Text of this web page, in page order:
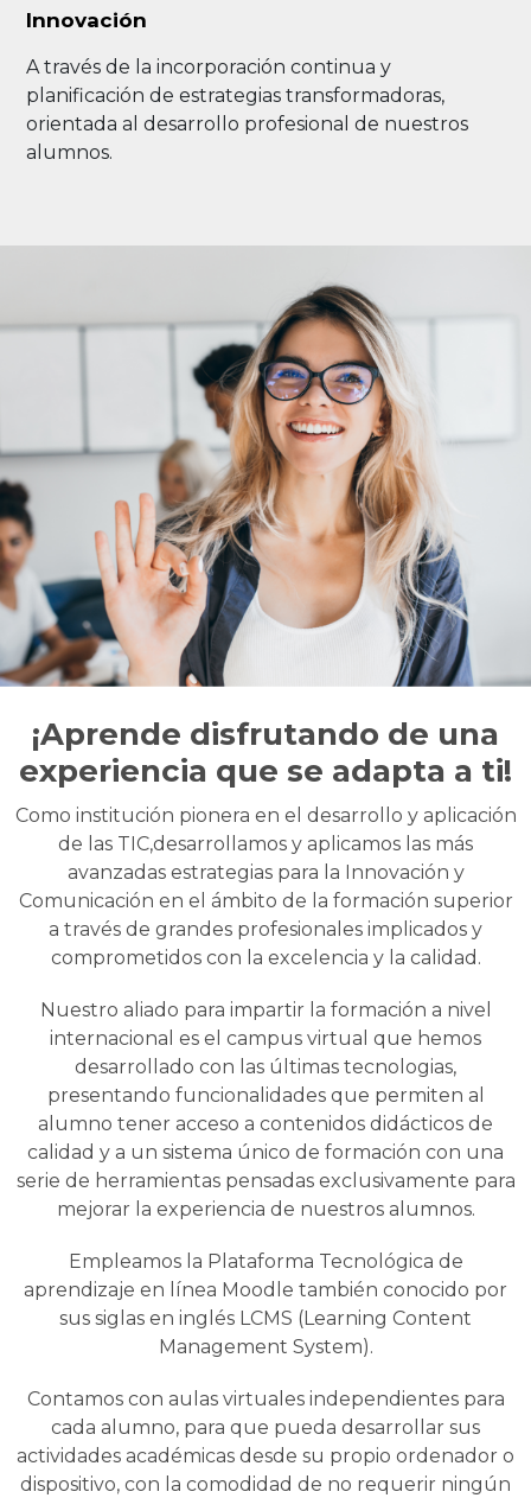
Innovación
A través de la incorporación continua y
planificación de estrategias transformadoras,
orientada al desarrollo profesional de nuestros
alumnos.
¡Aprende disfrutando de una
experiencia que se adapta a ti!
Como institución pionera en el desarrollo y aplicación
de las TIC,desarrollamos y aplicamos las más
avanzadas estrategias para la Innovación y
Comunicación en el ámbito de la formación superior
a través de grandes profesionales implicados y
comprometidos con la excelencia y la calidad.
Nuestro aliado para impartir la formación a nivel
internacional es el campus virtual que hemos
desarrollado con las últimas tecnologias,
presentando funcionalidades que permiten al
alumno tener acceso a contenidos didácticos de
calidad y a un sistema único de formación con una
serie de herramientas pensadas exclusivamente para
mejorar la experiencia de nuestros alumnos.
Empleamos la Plataforma Tecnológica de
aprendizaje en línea Moodle también conocido por
sus siglas en inglés LCMS (Learning Content
Management System).
Contamos con aulas virtuales independientes para
cada alumno, para que pueda desarrollar sus
actividades académicas desde su propio ordenador o
dispositivo, con la comodidad de no requerir ningún